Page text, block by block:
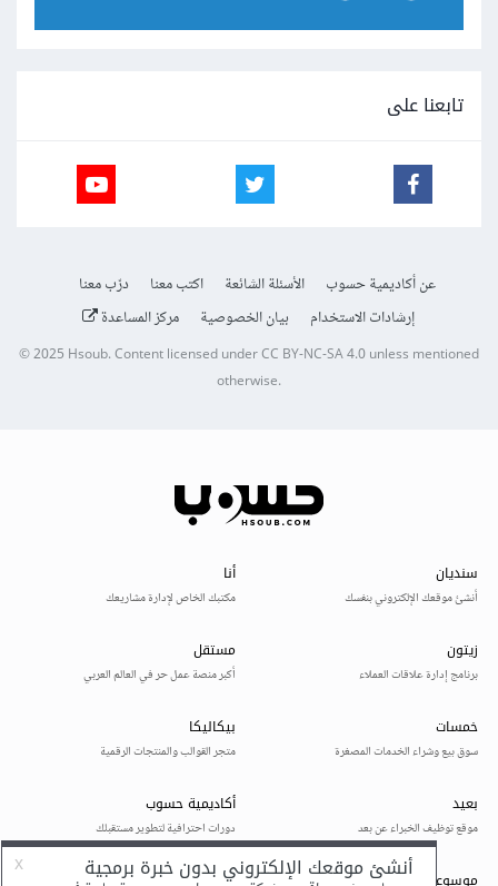
تابعنا على
عن أكاديمية حسوب الأسئلة الشائعة اكتب معنا
درّب معنا
إرشادات الاستخدام
بيان الخصوصية مركز المساعدة
© 2025Hsoub.Content licensed underCC BY-NC-SA 4.0unless mentioned
otherwise.